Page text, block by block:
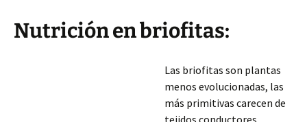
Nutrición en briofitas:
Las briofitas son plantas
menos evolucionadas, las
más primitivas carecen de
tejidos conductores